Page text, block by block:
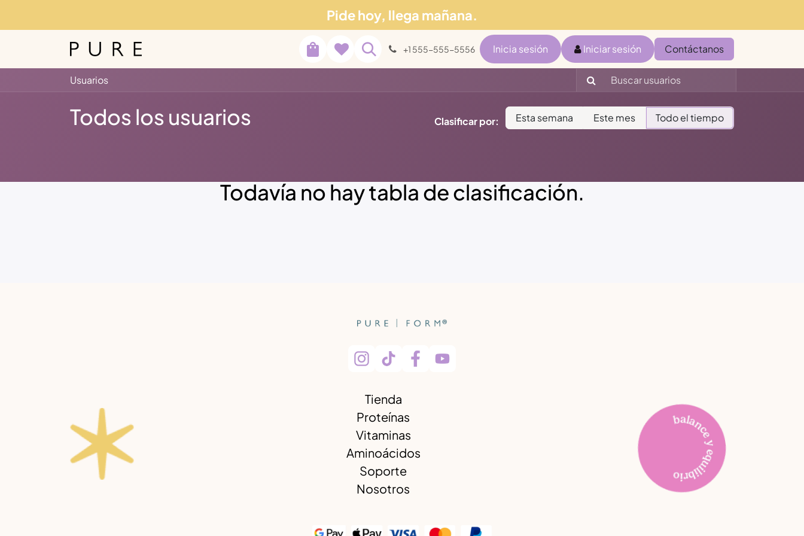
Pide hoy, llega mañana.
Blog Soporte +1 555-555-5556 Inicia sesión Iniciar sesión Contáctanos
Usuarios
Todos los usuarios Clasificar por: Esta semana Este mes Todo el tiempo
Todavía no hay tabla de clasificación.
Tienda
Proteínas
Vitaminas
Aminoácidos
Soporte
Nosotros